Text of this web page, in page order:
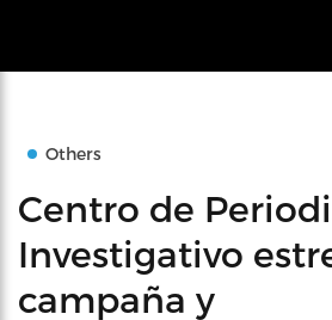
Others
Centro de
Investigativo
campaña y